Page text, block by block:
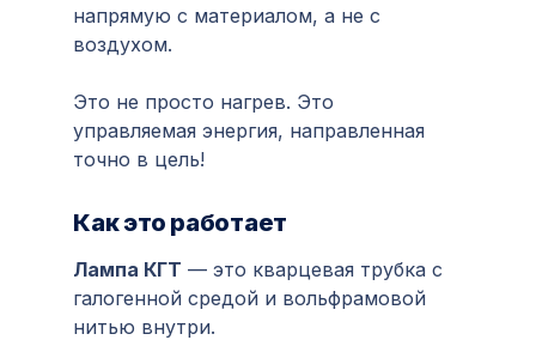
напрямую с материалом, а не с
воздухом.
Это не просто нагрев. Это
управляемая энергия, направленная
точно в цель!
Как это работает
Лампа КГТ — это кварцевая трубка с
галогенной средой и вольфрамовой
нитью внутри.